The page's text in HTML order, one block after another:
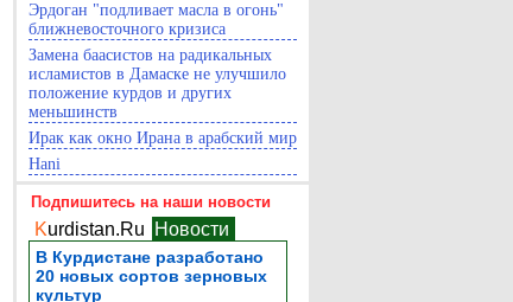
Эрдоган "подливает масла в огонь"
ближневосточного кризиса
Замена баасистов на радикальных
исламистов в Дамаске не улучшило
положение курдов и других
меньшинств
Ирак как окно Ирана в арабский мир
Hani
Подпишитесь на наши новости
Kurdistan.Ru Новости
В Курдистане разработано
20 новых сортов зерновых
культур